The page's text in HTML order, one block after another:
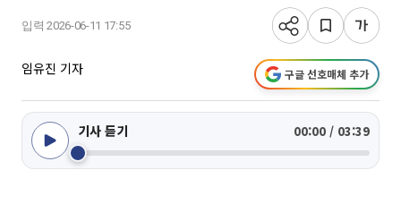
입력 2026-06-11 17:55
임유진 기자 구글 선호매체 추가
기사 듣기 00:00 / 03:39